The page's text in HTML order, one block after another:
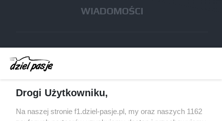
WIADOMOŚCI
Audi planuje wprowadzić jeszcze cztery duże
pakiety poprawek w 2026 roku
Gasly dołączył do krytyki obecnych
samochodów F1
McCullough opuści Astona Martina z końcem
Drogi Użytkowniku,
Na naszej stronie f1.dziel-pasje.pl, my oraz naszych 1162